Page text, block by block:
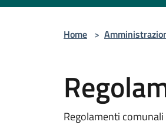
Home >
Regolamenti comunali